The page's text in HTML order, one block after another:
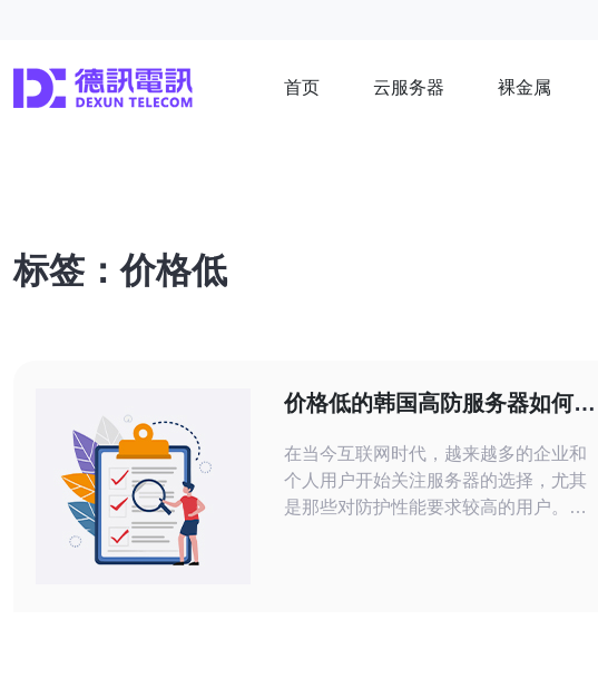
首页 云服务器 裸金属
标签：价格低
价格低的韩国高防服务器如何选
在当今互联网时代，越来越多的企业和
个人用户开始关注服务器的选择，尤其
是那些对防护性能要求较高的用户。对